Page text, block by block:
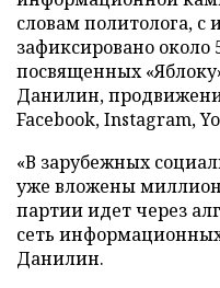
словам политолога, с
зафиксировано около
посвященных
Данилин,
Facebook, Instagram,
«В зарубежных
уже вложены
партии идет через
сеть информационных
Данилин.